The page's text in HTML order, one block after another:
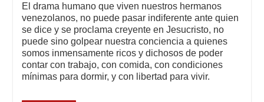
El drama humano que viven nuestros hermanos
venezolanos, no puede pasar indiferente ante quien
se dice y se proclama creyente en Jesucristo, no
puede sino golpear nuestra conciencia a quienes
somos inmensamente ricos y dichosos de poder
contar con trabajo, con comida, con condiciones
mínimas para dormir, y con libertad para vivir.